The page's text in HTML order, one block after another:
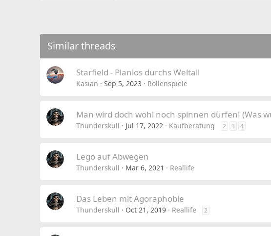
Similar threads
Starfield - Planlos durchs Weltall
Kasian Sep 5, 2023 Rollenspiele
Man wird doch wohl noch spinnen dürfen! (Was
Thunderskull Jul 17, 2022 Kaufberatung 2 3 4
Lego auf Abwegen
Thunderskull Mar 6, 2021 Reallife
Das Leben mit Agoraphobie
Thunderskull Oct 21, 2019 Reallife 2